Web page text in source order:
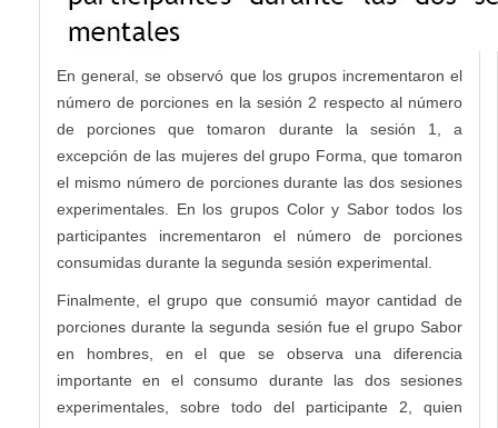
En general, se observó que los grupos incrementaron el
número de porciones en la sesión 2 respecto al número
de porciones que tomaron durante la sesión 1, a
excepción de las mujeres del grupo Forma, que tomaron
el mismo número de porciones durante las dos sesiones
experimentales. En los grupos Color y Sabor todos los
participantes incrementaron el número de porciones
consumidas durante la segunda sesión experimental.
Finalmente, el grupo que consumió mayor cantidad de
porciones durante la segunda sesión fue el grupo Sabor
en hombres, en el que se observa una diferencia
importante en el consumo durante las dos sesiones
experimentales, sobre todo del participante 2, quien